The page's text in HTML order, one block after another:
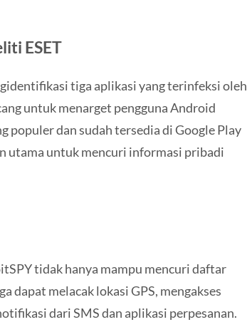
ESET
tiga aplikasi yang terinfeksi oleh
untuk menarget pengguna Android
populer dan sudah tersedia di Google Play
utama untuk mencuri informasi pribadi
tidak hanya mampu mencuri daftar
dapat melacak lokasi GPS, mengakses
dari SMS dan aplikasi perpesanan.